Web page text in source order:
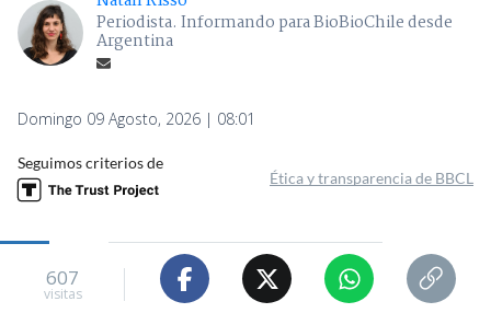
Periodista. Informando para BioBioChile desde
Argentina
Domingo 09 Agosto, 2026 | 08:01
Seguimos criterios de
Ética y transparencia de BBCL
607
visitas